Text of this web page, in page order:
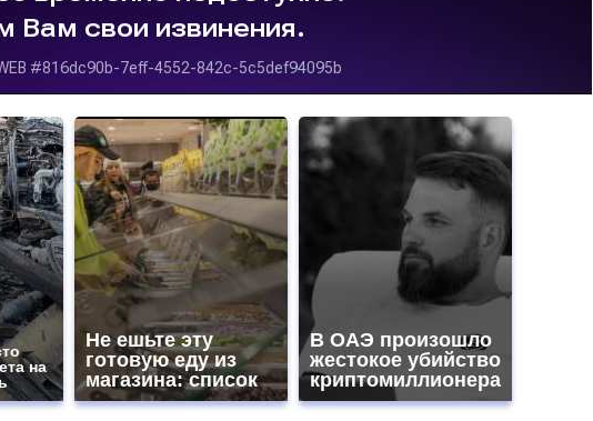
на
Не ешьте эту
готовую еду из
магазина: список
В ОАЭ произошло
жестокое убийство
криптомиллионера